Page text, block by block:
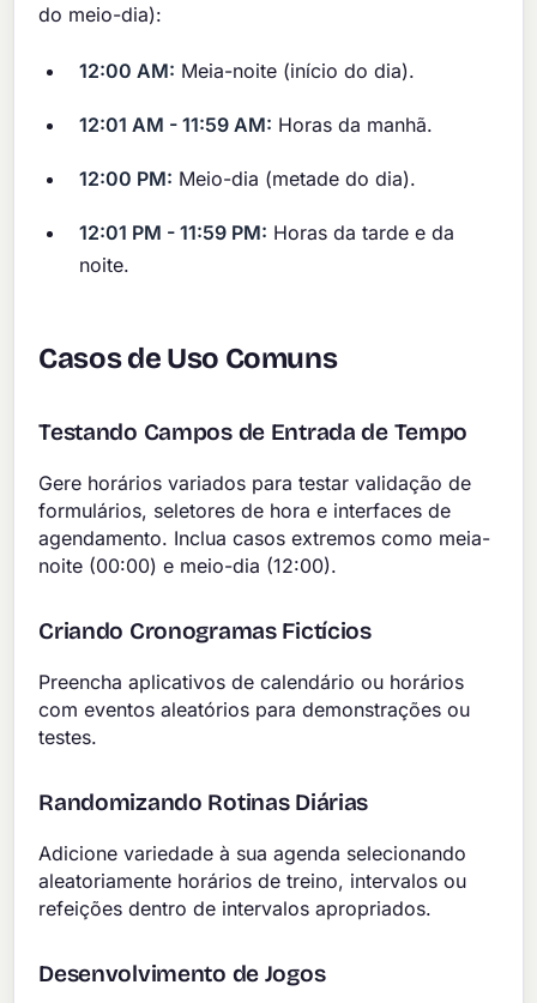
do meio-dia):
12:00 AM: Meia-noite (início do dia).
12:01 AM - 11:59 AM: Horas da manhã.
12:00 PM: Meio-dia (metade do dia).
12:01 PM - 11:59 PM: Horas da tarde e da
noite.
Casos de Uso Comuns
Testando Campos de Entrada de Tempo
Gere horários variados para testar validação de
formulários, seletores de hora e interfaces de
agendamento. Inclua casos extremos como meia-
noite (00:00) e meio-dia (12:00).
Criando Cronogramas Fictícios
Preencha aplicativos de calendário ou horários
com eventos aleatórios para demonstrações ou
testes.
Randomizando Rotinas Diárias
Adicione variedade à sua agenda selecionando
aleatoriamente horários de treino, intervalos ou
refeições dentro de intervalos apropriados.
Desenvolvimento de Jogos